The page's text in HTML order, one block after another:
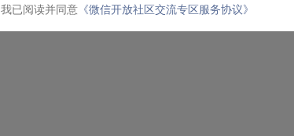
我已阅读并同意 《微信开放社区交流专区服务协议》